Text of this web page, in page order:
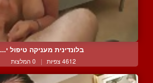
בלונדינית מעניקה טיפול י...
4612 צפיות | 0 המלצות